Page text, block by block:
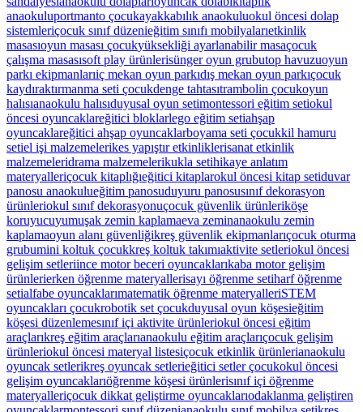
anaokuluportmanto çocukayakkabılık anaokuluokul öncesi dolap
sistemleriçocuk sınıf düzenieğitim sınıfı mobilyalarıetkinlik
masasıoyun masası çocukyüksekliği ayarlanabilir masaçocuk
çalışma masasısoft play ürünlerisünger oyun grubutop havuzuoyun
parkı ekipmanlarıiç mekan oyun parkıdış mekan oyun parkıçocuk
kaydıraktırmanma seti çocukdenge tahtasıtrambolin çocukoyun
halısıanaokulu halısıduyusal oyun setimontessori eğitim setiokul
öncesi oyuncaklareğitici bloklarlego eğitim setiahşap
oyuncaklareğitici ahşap oyuncaklarboyama seti çocukkil hamuru
setiel işi malzemelerikes yapıştır etkinliklerisanat etkinlik
malzemeleridrama malzemelerikukla setihikaye anlatım
materyalleriçocuk kitaplığıeğitici kitaplarokul öncesi kitap setiduvar
panosu anaokulueğitim panosuduyuru panosusınıf dekorasyon
ürünleriokul sınıf dekorasyonuçocuk güvenlik ürünleriköşe
koruyucuyumuşak zemin kaplamaeva zeminanaokulu zemin
kaplamaoyun alanı güvenliğikreş güvenlik ekipmanlarıçocuk oturma
grubumini koltuk çocukkreş koltuk takımıaktivite setleriokul öncesi
gelişim setleriince motor beceri oyuncaklarıkaba motor gelişim
ürünlerierken öğrenme materyallerisayı öğrenme setiharf öğrenme
setialfabe oyuncaklarımatematik öğrenme materyalleriSTEM
oyuncakları çocukrobotik set çocukduyusal oyun köşesieğitim
köşesi düzenlemesınıf içi aktivite ürünleriokul öncesi eğitim
araçlarıkreş eğitim araçlarıanaokulu eğitim araçlarıçocuk gelişim
ürünleriokul öncesi materyal listesiçocuk etkinlik ürünlerianaokulu
oyuncak setlerikreş oyuncak setlerieğitici setler çocukokul öncesi
gelişim oyuncaklarıöğrenme köşesi ürünlerisınıf içi öğrenme
materyalleriçocuk dikkat geliştirme oyuncaklarıodaklanma geliştiren